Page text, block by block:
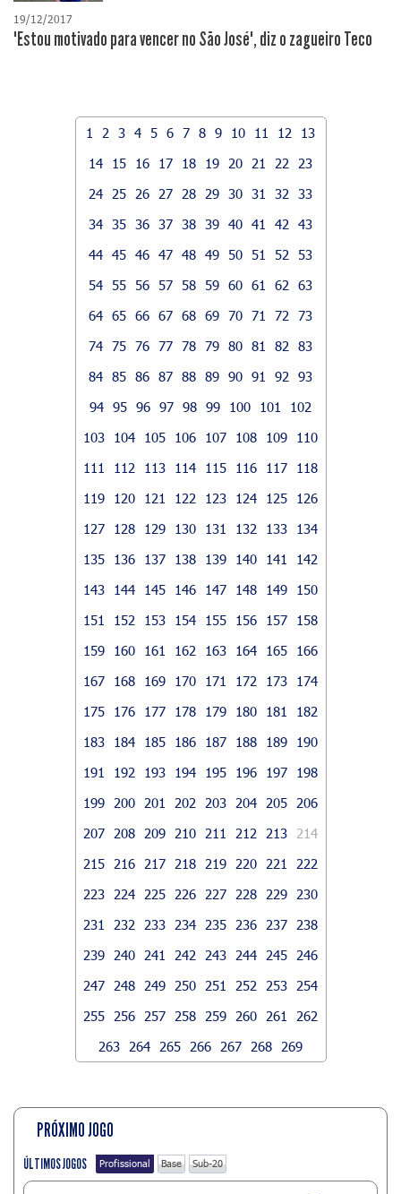
19/12/2017
"Estou motivado para vencer no São José", diz o zagueiro Teco
1 2 3 4 5 6 7 8 9 10 11 12
13
14
15 16 17 18 19 20 21 22
23
24
25 26 27 28 29 30 31 32
33
34 35 36 37 38 39 40 41 42
43
44 45 46 47 48 49 50 51 52
53
54 55 56 57 58 59 60 61 62
63
64 65 66 67 68 69 70 71 72
73
74 75 76 77 78 79 80 81 82
83
84 85 86 87 88 89 90 91 92
93
94 95 96 97 98 99 100 101
102
103
104 105 106 107 108 109
110
111
112 113 114 115 116 117
118
119
120 121 122 123 124 125
126
127
128 129 130 131 132 133
134
135
136 137 138 139 140 141
142
143
144 145 146 147 148 149
150
151
152 153 154 155 156 157
158
159
160 161 162 163 164 165
166
167
168 169 170 171 172 173
174
175
176 177 178 179 180 181
182
183
184 185 186 187 188 189
190
191
192 193 194 195 196 197
198
199
200 201 202 203 204 205
206
207
208 209 210 211 212 213
214
215
216 217 218 219 220 221
222
223
224 225 226 227 228 229
230
231
232 233 234 235 236 237
238
239
240 241 242 243 244 245
246
247
248 249 250 251 252 253
254
255
256 257 258 259 260 261
262
263
264 265 266 267 268 269
PRÓXIMO JOGO
ÚLTIMOS JOGOS Profissional Base Sub-20